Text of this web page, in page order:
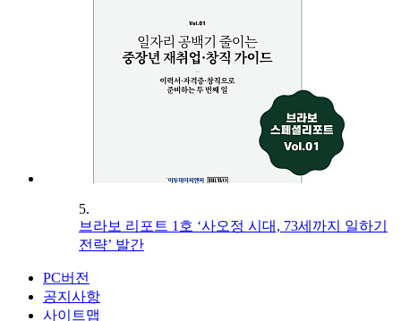
5.
브라보 리포트 1호 ‘사오정 시대, 73세까지 일하기
전략’ 발간
PC버전
공지사항
사이트맵